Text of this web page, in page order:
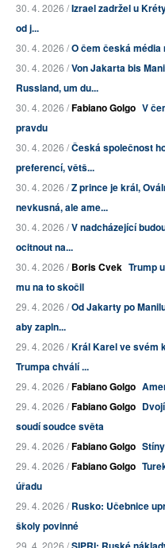
30. 4. 2026 /Izrael zadržel u
od j...
30. 4. 2026 /O čem česká média
30. 4. 2026 /Von Jakarta bis
Russland, um du...
30. 4. 2026 /Fabiano Golgo V
pravdu
30. 4. 2026 /Česká společnost
preferencí, větš...
30. 4. 2026 /Z prince je král,
nevkusná, ale ame...
30. 4. 2026 /V nadcházející
ocitnout na...
30. 4. 2026 /Boris Cvek Trump
mu na to skočil
29. 4. 2026 /Od Jakarty po
aby zapln...
29. 4. 2026 /Král Karel ve svém
Trumpa chválí ...
29. 4. 2026 /Fabiano Golgo
29. 4. 2026 /Fabiano Golgo
soudí soudce světa
29. 4. 2026 /Fabiano Golgo
29. 4. 2026 /Fabiano Golgo
úřadu
29. 4. 2026 /Rusko: Učebnice
školy povinné